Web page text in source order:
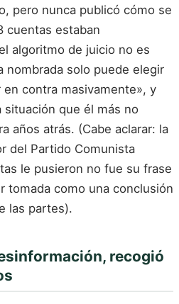
pero nunca publicó cómo se
cuentas estaban
algoritmo de juicio no es
nombrada solo puede elegir
contra masivamente», y
que él más no
años atrás. (Cabe aclarar: la
del Partido Comunista
le pusieron no fue su frase
tomada como una conclusión
las partes).
recogió